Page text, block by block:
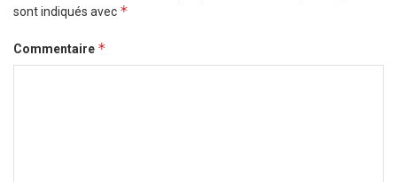
sont indiqués avec *
Commentaire *